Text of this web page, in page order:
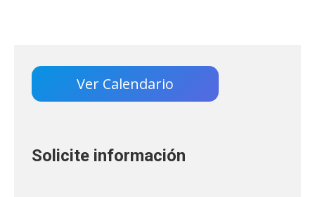
Ver Calendario
Solicite información